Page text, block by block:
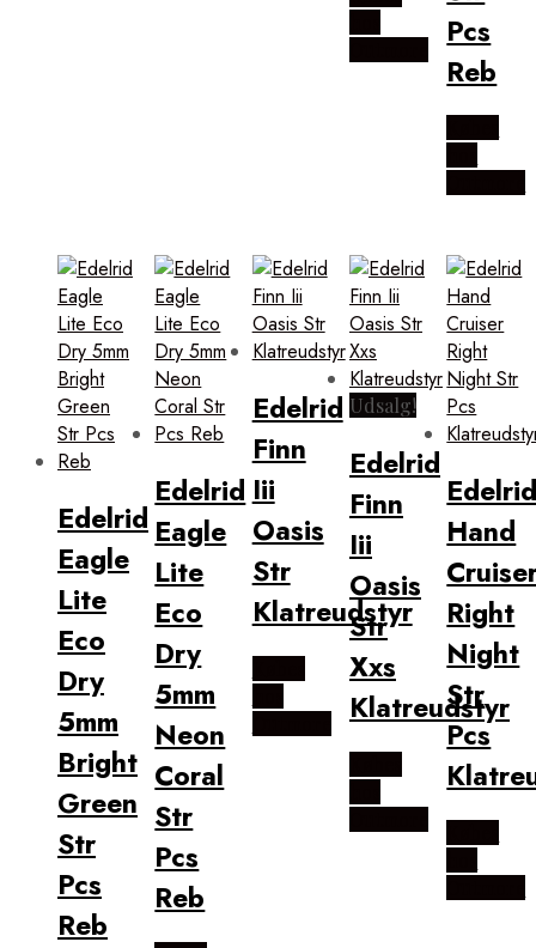
Pcs
Reb
Edelrid
Eagle
Lite
Eco
Dry
5mm
Bright
Green
Str
Pcs
Reb
Edelrid
Eagle
Lite
Eco
Dry
5mm
Neon
Coral
Str
Pcs
Reb
Edelrid
Finn
Iii
Oasis
Str
Klatreudstyr
Udsalg!
Edelrid
Finn
Iii
Oasis
Str
Xxs
Klatreudstyr
Hand
Right
Night
Str
Pcs